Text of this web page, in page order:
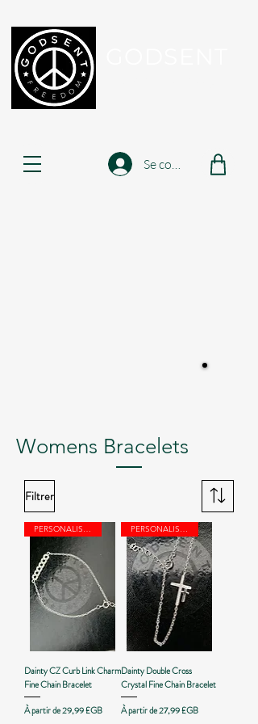
Se connecter
Womens Bracelets
Filtrer
PERSONALISED
Dainty CZ Curb Link Charm
Fine Chain Bracelet
À partir de29,99 £GB
Prix promotionnel
PERSONALISED
Dainty Double Cross
Crystal Fine Chain Bracelet
À partir de27,99 £GB
Prix promotionnel